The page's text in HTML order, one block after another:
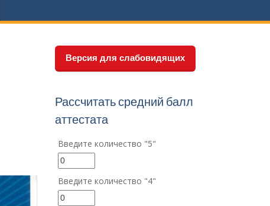
Версия для слабовидящих
Рассчитать средний балл
аттестата
Введите количество "5"
Введите количество "4"